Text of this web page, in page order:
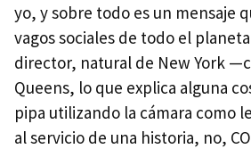
yo, y sobre todo es un mensaje
vagos sociales de todo el
director, natural de New York
Queens, lo que explica alguna
pipa utilizando la cámara como
al servicio de una historia, no,